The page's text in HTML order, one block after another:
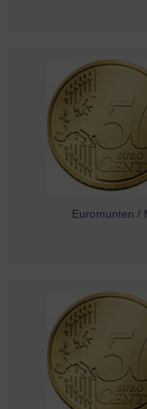
Euromunten /